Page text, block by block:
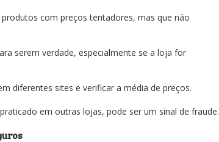
com preços tentadores, mas que não
serem verdade, especialmente se a loja for
diferentes sites e verificar a média de preços.
em outras lojas, pode ser um sinal de fraude.